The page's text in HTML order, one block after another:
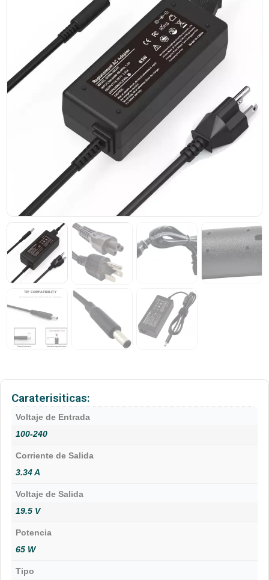
Caraterisiticas:
Voltaje de Entrada
100-240
Corriente de Salida
3.34 A
Voltaje de Salida
19.5 V
Potencia
65 W
Tipo